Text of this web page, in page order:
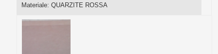
Materiale: QUARZITE ROSSA